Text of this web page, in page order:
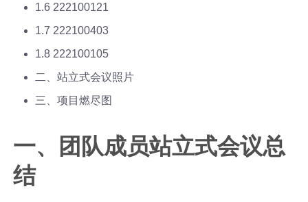
1.6 222100121
1.7 222100403
1.8 222100105
二、站立式会议照片
三、项目燃尽图
一、团队成员站立式会议总
结